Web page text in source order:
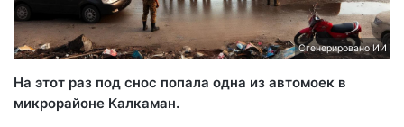
Сгенерировано ИИ
На этот раз под снос попала одна из автомоек в
микрорайоне Калкаман.